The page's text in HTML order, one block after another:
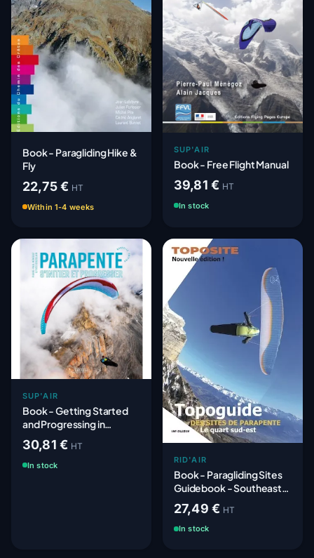
Book - Paragliding Hike &
Fly
22,75 € HT
Within 1-4 weeks
SUP'AIR
Book - Free Flight Manual
39,81 € HT
In stock
SUP'AIR
Book - Getting Started
and Progressing in
Paragliding
30,81 € HT
In stock
RID'AIR
Book - Paragliding Sites
Guidebook - Southeast
France
27,49 € HT
In stock